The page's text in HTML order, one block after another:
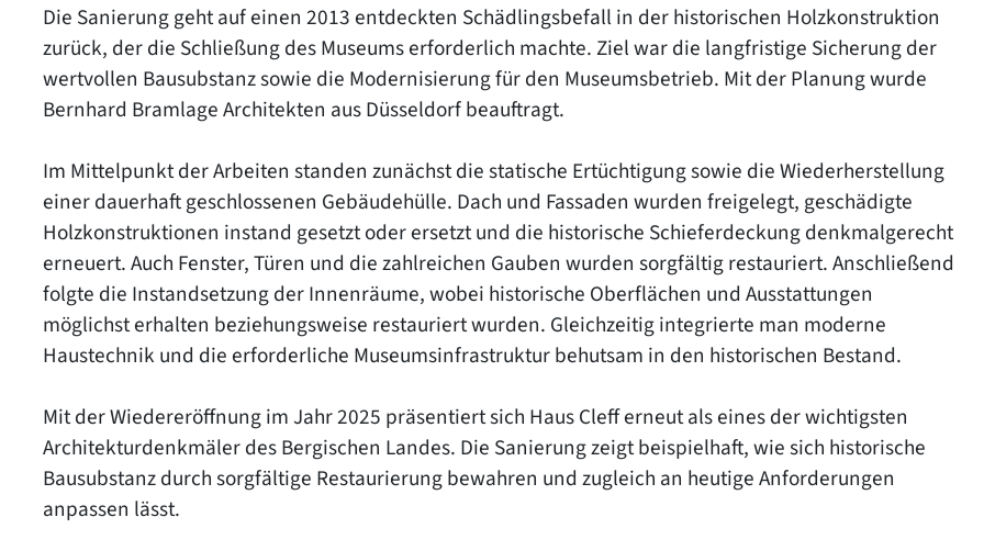
Die Sanierung geht auf einen 2013 entdeckten Schädlingsbefall in der historischen Holzkonstruktion
zurück, der die Schließung des Museums erforderlich machte. Ziel war die langfristige Sicherung der
wertvollen Bausubstanz sowie die Modernisierung für den Museumsbetrieb. Mit der Planung wurde
Bernhard Bramlage Architekten aus Düsseldorf beauftragt.
Im Mittelpunkt der Arbeiten standen zunächst die statische Ertüchtigung sowie die Wiederherstellung
einer dauerhaft geschlossenen Gebäudehülle. Dach und Fassaden wurden freigelegt, geschädigte
Holzkonstruktionen instand gesetzt oder ersetzt und die historische Schieferdeckung denkmalgerecht
erneuert. Auch Fenster, Türen und die zahlreichen Gauben wurden sorgfältig restauriert. Anschließend
folgte die Instandsetzung der Innenräume, wobei historische Oberflächen und Ausstattungen
möglichst erhalten beziehungsweise restauriert wurden. Gleichzeitig integrierte man moderne
Haustechnik und die erforderliche Museumsinfrastruktur behutsam in den historischen Bestand.
Mit der Wiedereröffnung im Jahr 2025 präsentiert sich Haus Cleff erneut als eines der wichtigsten
Architekturdenkmäler des Bergischen Landes. Die Sanierung zeigt beispielhaft, wie sich historische
Bausubstanz durch sorgfältige Restaurierung bewahren und zugleich an heutige Anforderungen
anpassen lässt.